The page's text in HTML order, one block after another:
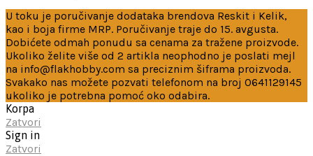
U toku je poručivanje dodataka brendova Reskit i Kelik,
kao i boja firme MRP. Poručivanje traje do 15. avgusta.
Dobićete odmah ponudu sa cenama za tražene proizvode.
Ukoliko želite više od 2 artikla neophodno je poslati mejl
na info@flakhobby.com sa preciznim šiframa proizvoda.
Svakako nas možete pozvati telefonom na broj 0641129145
ukoliko je potrebna pomoć oko odabira.
Korpa
Zatvori
Sign in
Zatvori